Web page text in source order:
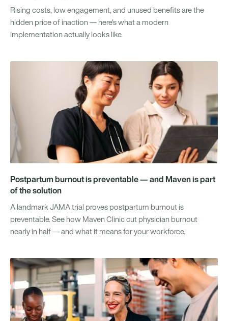
Rising costs, low engagement, and unused benefits are the
hidden price of inaction — here's what a modern
implementation actually looks like.
Postpartum burnout is preventable — and Maven is part
of the solution
A landmark JAMA trial proves postpartum burnout is
preventable. See how Maven Clinic cut physician burnout
nearly in half — and what it means for your workforce.